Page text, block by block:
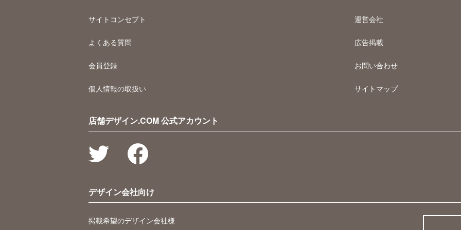
サイトコンセプト
よくある質問
会員登録
個人情報の取扱い
運営会社
広告掲載
お問い合わせ
サイトマップ
店舗デザイン.COM 公式アカウント
デザイン会社向け
掲載希望のデザイン会社様